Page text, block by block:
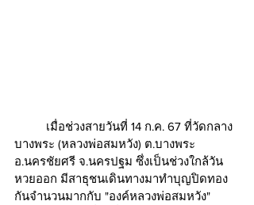
บางพระ (หลวงพ่อสมหวัง) ต.บางพระ
อ.นครชัยศรี จ.นครปฐม ซึ่งเป็นช่วงใกล้วัน
หวยออก มีสาธุชนเดินทางมาทำบุญปิดทอง
กันจำนวนมากกับ "องค์หลวงพ่อสมหวัง"